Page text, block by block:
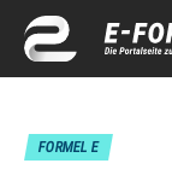
FORMEL E